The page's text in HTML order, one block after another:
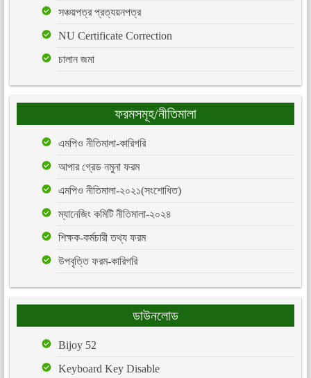
সঞ্চয়পত্র প্রত্যয়নপত্র
NU Certificate Correction
চালান জমা
ফরমসমূহ/নীতিমালা
এমপিও নীতিমালা-কারিগরি
আপার গ্রেড নমুনা ফরম
এমপিও নীতিমালা-২০২১(সংশোধিত)
ম্যানেজিং কমিটি নীতিমালা-২০২৪
শিক্ষক-কর্মচারী তথ্য ফরম
উপবৃত্তি ফরম-কারিগরি
ডাউনলোড
Bijoy 52
Keyboard Key Disable